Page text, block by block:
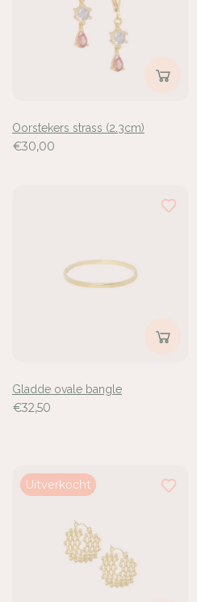
Oorstekers strass (2.3cm)
€30,00
Gladde ovale bangle
€32,50
Uitverkocht